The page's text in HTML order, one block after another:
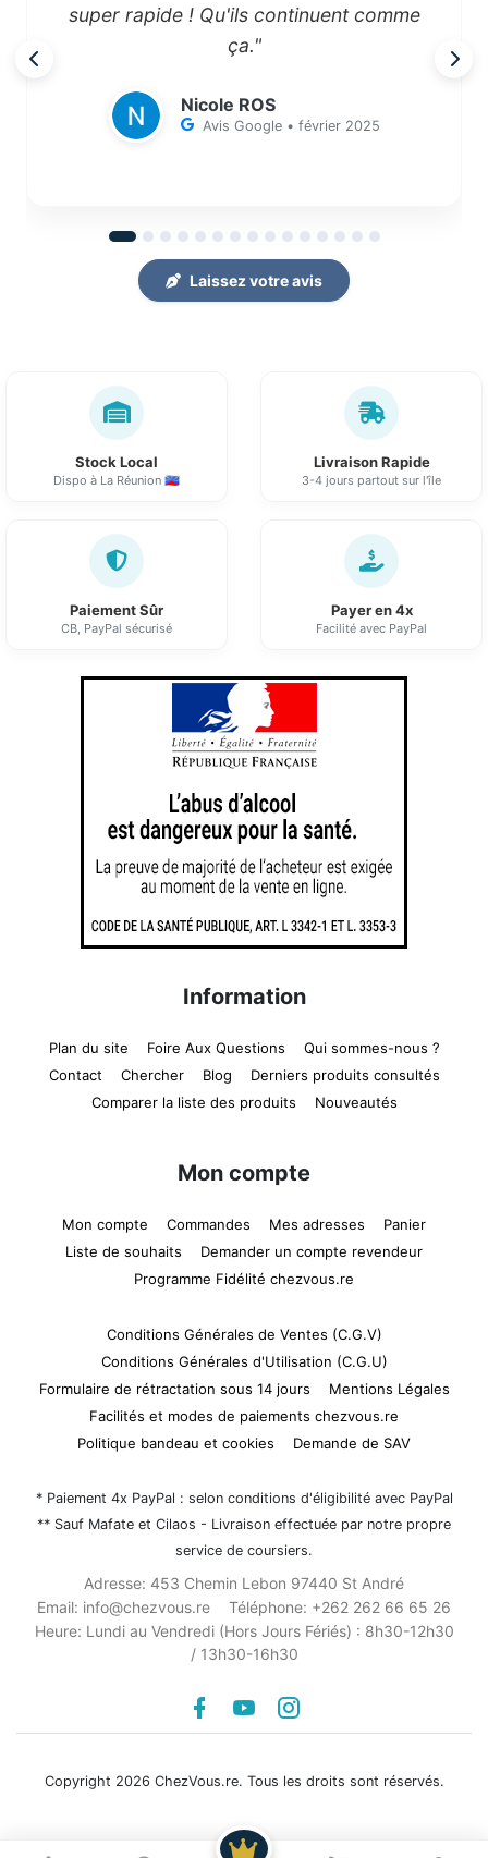
super rapide ! Qu'ils continuent comme
ça."
Nicole ROS
Avis Google • février 2025
Laissez votre avis
Stock Local
Dispo à La Réunion 🇷🇪
Livraison Rapide
3-4 jours partout sur l'île
Paiement Sûr
CB, PayPal sécurisé
Payer en 4x
Facilité avec PayPal
Information
Plan du site Foire Aux Questions
Qui sommes-nous ?
Contact
Chercher Blog
Derniers produits consultés
Comparer la liste des produits
Nouveautés
Mon compte
Mon compte Commandes Mes adresses
Panier
Liste de souhaits
Demander un compte revendeur
Programme Fidélité chezvous.re
Conditions Générales de Ventes (C.G.V)
Conditions Générales d'Utilisation (C.G.U)
Formulaire de rétractation sous 14 jours
Mentions Légales
Facilités et modes de paiements chezvous.re
Politique bandeau et cookies
Demande de SAV
* Paiement 4x PayPal : selon conditions d'éligibilité avec PayPal
** Sauf Mafate et Cilaos - Livraison effectuée par notre propre
service de coursiers.
Adresse: 453 Chemin Lebon 97440 St André
Email: info@chezvous.re Téléphone: +262 262 66 65 26
Heure: Lundi au Vendredi (Hors Jours Fériés) : 8h30-12h30
/ 13h30-16h30
Facebook
youtube
instagram
Copyright 2026 ChezVous.re. Tous les droits sont réservés.